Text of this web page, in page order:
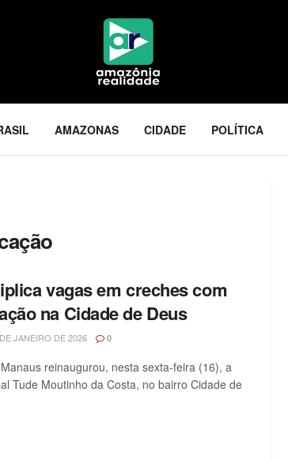
AMAZONAS CIDADE POLÍTICA
vagas em creches com
na Cidade de Deus
JANEIRO DE 2026 0
reinaugurou, nesta sexta-feira (16), a
Tude Moutinho da Costa, no bairro Cidade de